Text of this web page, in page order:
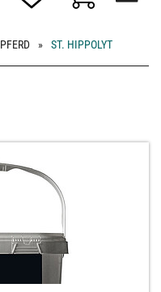
PFERD ST. HIPPOLYT